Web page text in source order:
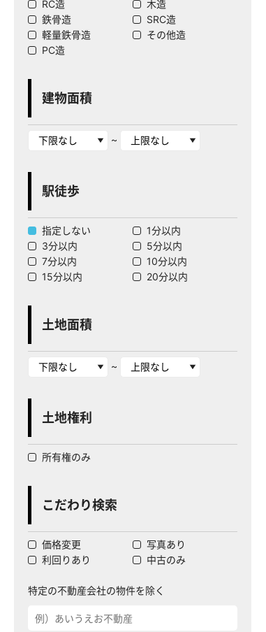
RC造
木造
鉄骨造
SRC造
軽量鉄骨造
その他造
PC造
建物面積
~
駅徒歩
指定しない
1分以内
3分以内
5分以内
7分以内
10分以内
15分以内
20分以内
土地面積
~
土地権利
所有権のみ
こだわり検索
価格変更
写真あり
利回りあり
中古のみ
特定の不動産会社の物件を除く